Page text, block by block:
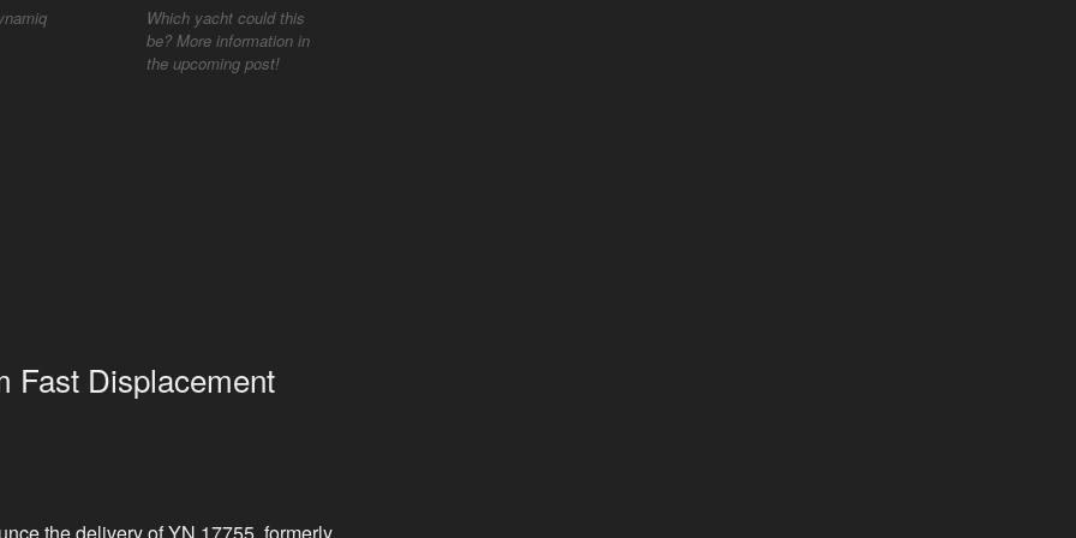
Which yacht could this
be? More information in
the upcoming post!
Fast Displacement